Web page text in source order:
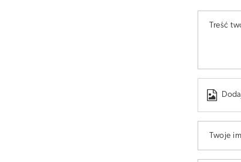
Treść
Twoje